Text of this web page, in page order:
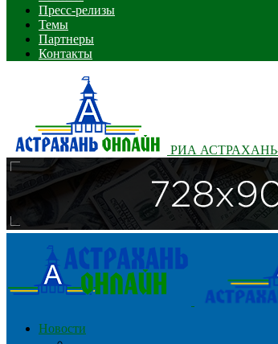
Пресс-релизы
Темы
Партнеры
Контакты
РИА
Новости